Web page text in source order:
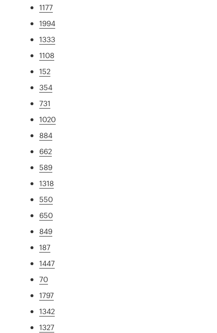
1177
1994
1333
1108
152
354
731
1020
884
662
589
1318
550
650
849
187
1447
70
1797
1342
1327